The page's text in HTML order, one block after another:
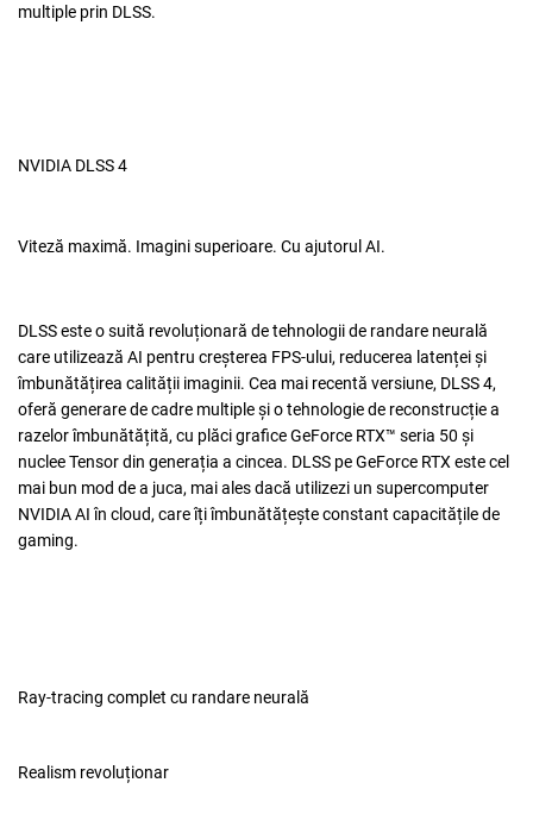
multiple prin DLSS.
NVIDIA DLSS 4
Viteză maximă. Imagini superioare. Cu ajutorul AI.
DLSS este o suită revoluționară de tehnologii de randare neurală
care utilizează AI pentru creșterea FPS-ului, reducerea latenței și
îmbunătățirea calității imaginii. ‌Cea mai recentă versiune, DLSS 4,
oferă generare de cadre multiple și o tehnologie de reconstrucție a
razelor îmbunătățită, cu plăci grafice GeForce RTX™ seria 50 și
nuclee Tensor din generația a cincea. DLSS pe GeForce RTX este cel
mai bun mod de a juca, mai ales dacă utilizezi un supercomputer
NVIDIA AI în cloud, care îți îmbunătățește constant capacitățile de
gaming.
Ray-tracing complet cu randare neurală
Realism revoluționar